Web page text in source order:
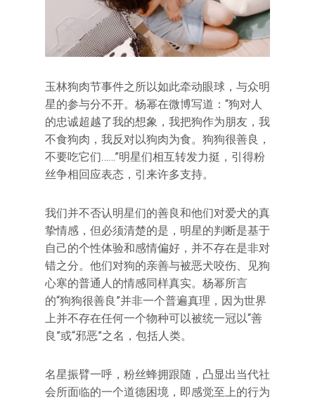
玉林狗肉节事件之所以如此牵动眼球，与众明
星的参与分不开。杨幂在微博写道：“狗对人
的忠诚超越了我的想象，我把狗作为朋友，我
不食狗肉，我反对以狗肉为食。狗狗很善良，
不要吃它们……”明星们相互转发力挺，引得粉
丝争相回应表态，引来许多支持。
我们并不否认明星们的善良和他们对爱犬的真
挚情感，但必须清楚的是，明星的判断是基于
自己的个性体验和感情偏好，并不存在是非对
错之分。他们对狗的亲善与被恶犬咬伤、见狗
心寒的普通人的情感同样真实。杨幂所言
的“狗狗很善良”并非一个普遍真理，因为世界
上并不存在任何一个物种可以被统一冠以“善
良”或“邪恶”之名，包括人类。
名星振臂一呼，粉丝蜂拥跟随，凸显出当代社
会所面临的一个道德困境，即感觉至上的行为